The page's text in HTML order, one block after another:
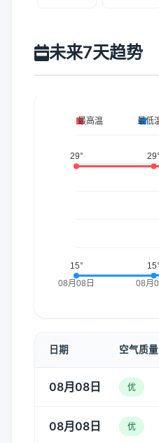
未来7天趋势
日期 空气质量
08月08日 优
08月08日 优